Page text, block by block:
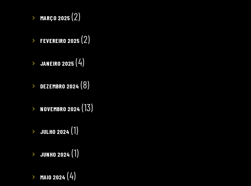
MARÇO 2025 (2)
FEVEREIRO 2025 (2)
JANEIRO 2025 (4)
DEZEMBRO 2024 (8)
NOVEMBRO 2024 (13)
JULHO 2024 (1)
JUNHO 2024 (1)
MAIO 2024 (4)